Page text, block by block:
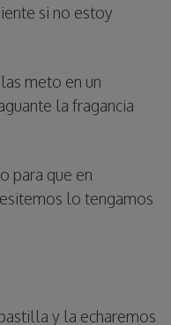
si no estoy
meto en un
la fragancia
para que en
lo tengamos
y la echaremos